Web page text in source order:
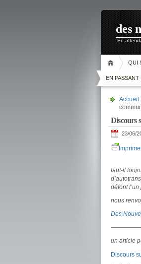
des
En
QUI
EN
Accueil
Discours
23/06/
faut-il
défont
nous
Des
un article
Discours